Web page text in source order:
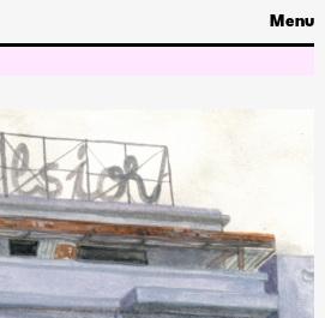
Menu